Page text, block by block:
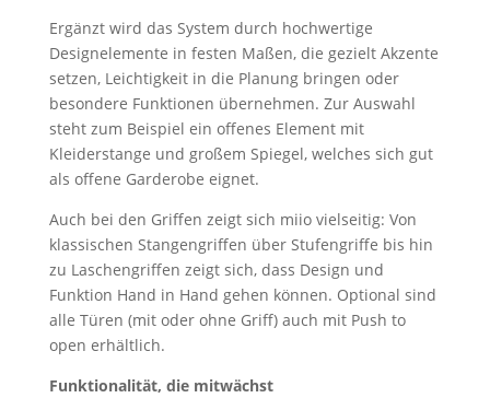
Ergänzt wird das System durch hochwertige
Designelemente in festen Maßen, die gezielt Akzente
setzen, Leichtigkeit in die Planung bringen oder
besondere Funktionen übernehmen. Zur Auswahl
steht zum Beispiel ein offenes Element mit
Kleiderstange und großem Spiegel, welches sich gut
als offene Garderobe eignet.
Auch bei den Griffen zeigt sich miio vielseitig: Von
klassischen Stangengriffen über Stufengriffe bis hin
zu Laschengriffen zeigt sich, dass Design und
Funktion Hand in Hand gehen können. Optional sind
alle Türen (mit oder ohne Griff) auch mit Push to
open erhältlich.
Funktionalität, die mitwächst